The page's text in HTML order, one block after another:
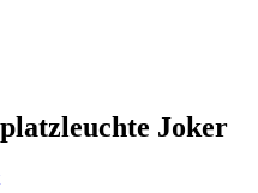
Joker